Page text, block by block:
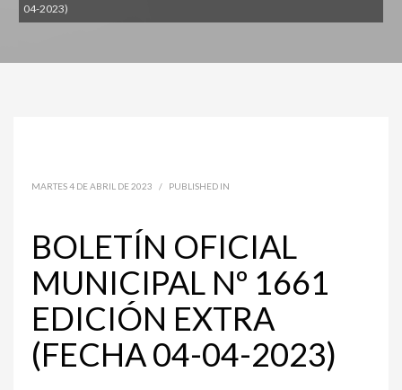
04-2023)
MARTES 4 DE ABRIL DE 2023 / PUBLISHED IN
BOLETÍN OFICIAL
MUNICIPAL Nº 1661
EDICIÓN EXTRA
(FECHA 04-04-2023)